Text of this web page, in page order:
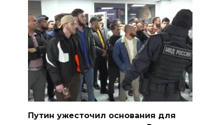
Путин ужесточил основания для